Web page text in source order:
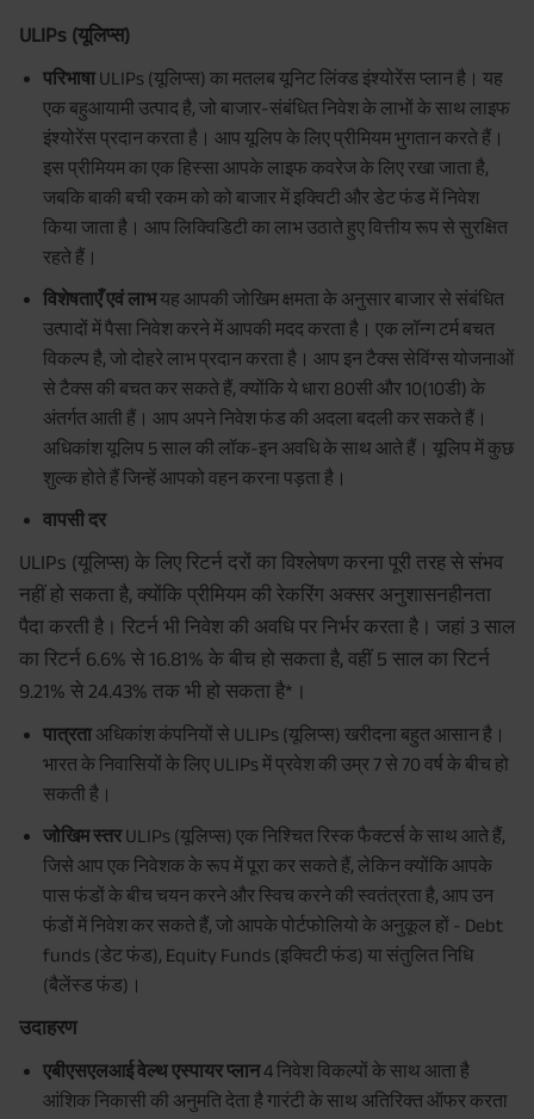
5 साल के लिए निवेश योजनाओं का लाभ उठाने के लिए आपको इन
दस्तावेजों की आवश्यकता होगी
अक्सर पूछे जाने वाले प्रश्न
ULIPs (यूलिप्स)
परिभाषा ULIPs (यूलिप्स) का मतलब यूनिट लिंक्ड इंश्योरेंस प्लान है। यह
एक बहुआयामी उत्पाद है, जो बाजार-संबंधित निवेश के लाभों के साथ लाइफ
इंश्योरेंस प्रदान करता है। आप यूलिप के लिए प्रीमियम भुगतान करते हैं।
इस प्रीमियम का एक हिस्सा आपके लाइफ कवरेज के लिए रखा जाता है,
जबकि बाकी बची रकम को को बाजार में इक्विटी और डेट फंड में निवेश
किया जाता है। आप लिक्विडिटी का लाभ उठाते हुए वित्तीय रूप से सुरक्षित
रहते हैं।
विशेषताएँ एवं लाभयह आपकी जोखिम क्षमता के अनुसार बाजार से संबंधित
उत्पादों में पैसा निवेश करने में आपकी मदद करता है। एक लॉन्ग टर्म बचत
विकल्प है, जो दोहरे लाभ प्रदान करता है। आप इन टैक्स सेविंग्स योजनाओं
से टैक्स की बचत कर सकते हैं, क्योंकि ये धारा 80सी और 10(10डी) के
अंतर्गत आती हैं। आप अपने निवेश फंड की अदला बदली कर सकते हैं।
अधिकांश यूलिप 5 साल की लॉक-इन अवधि के साथ आते हैं। यूलिप में कुछ
शुल्क होते हैं जिन्हें आपको वहन करना पड़ता है।
वापसी दर
ULIPs (यूलिप्स) के लिए रिटर्न दरों का विश्लेषण करना पूरी तरह से संभव
नहीं हो सकता है, क्योंकि प्रीमियम की रेकरिंग अक्सर अनुशासनहीनता
पैदा करती है। रिटर्न भी निवेश की अवधि पर निर्भर करता है। जहां 3 साल
का रिटर्न 6.6% से 16.81% के बीच हो सकता है, वहीं 5 साल का रिटर्न
9.21% से 24.43% तक भी हो सकता है*।
पात्रता अधिकांश कंपनियों से ULIPs (यूलिप्स) खरीदना बहुत आसान है।
भारत के निवासियों के लिए ULIPs में प्रवेश की उम्र 7 से 70 वर्ष के बीच हो
सकती है।
जोखिम स्तरULIPs (यूलिप्स) एक निश्चित रिस्क फैक्टर्स के साथ आते हैं,
जिसे आप एक निवेशक के रूप में पूरा कर सकते हैं, लेकिन क्योंकि आपके
पास फंडों के बीच चयन करने और स्विच करने की स्वतंत्रता है, आप उन
फंडों में निवेश कर सकते हैं, जो आपके पोर्टफोलियो के अनुकूल हों - Debt
funds (डेट फंड), Equity Funds (इक्विटी फंड) या संतुलित निधि
(बैलेंस्ड फंड)।
उदाहरण
एबीएसएलआई वेल्थ एस्पायर प्लान4 निवेश विकल्पों के साथ आता है
आंशिक निकासी की अनुमति देता है गारंटी के साथ अतिरिक्त ऑफर करता